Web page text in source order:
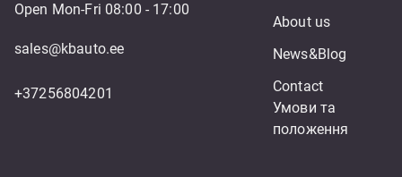
Open Mon-Fri 08:00 - 17:00
sales@kbauto.ee
+37256804201
About us
News&Blog
Contact
Умови та
положення